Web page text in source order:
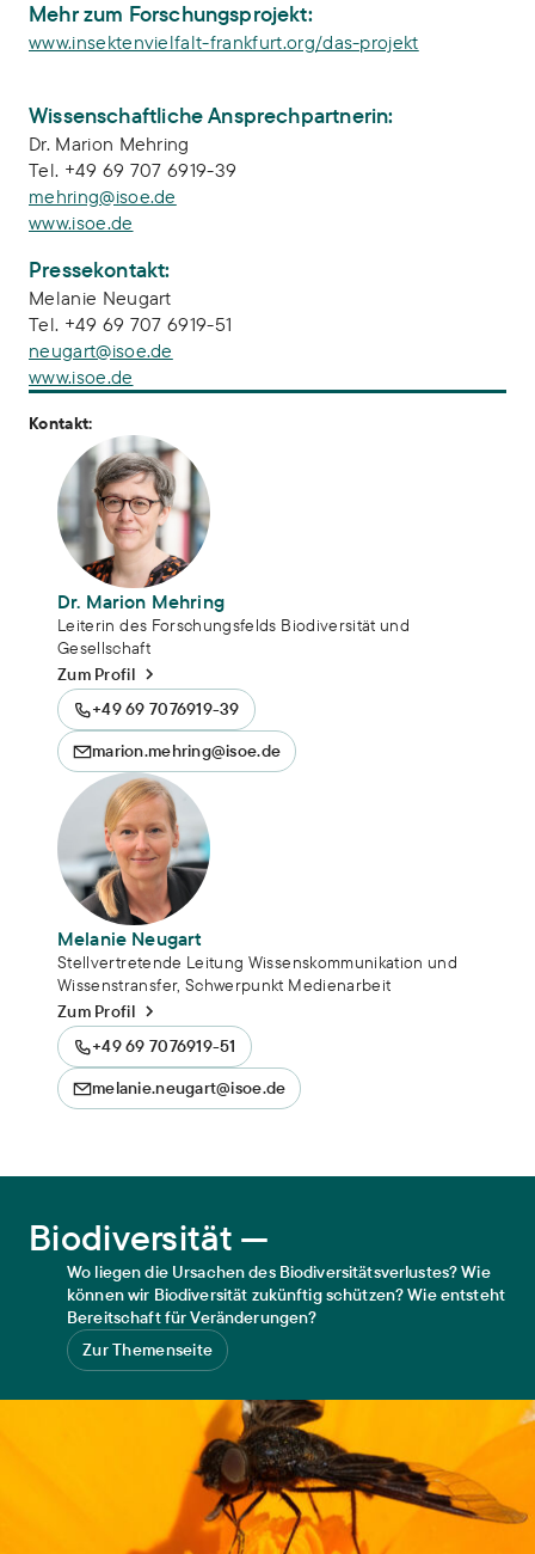
Mehr zum Forschungsprojekt:
www.insektenvielfalt-frankfurt.org/das-projekt
Wissenschaftliche Ansprechpartnerin:
Dr. Marion Mehring
Tel. +49 69 707 6919-39
mehring@isoe.de
www.isoe.de
Pressekontakt:
Melanie Neugart
Tel. +49 69 707 6919-51
neugart@isoe.de
www.isoe.de
Kontakt:
Dr. Marion Mehring
Leiterin des Forschungsfelds Biodiversität und
Gesellschaft
Zum Profil
+49 69 7076919-39
marion.mehring@isoe.de
Melanie Neugart
Stellvertretende Leitung Wissenskommunikation und
Wissenstransfer, Schwerpunkt Medienarbeit
Zum Profil
+49 69 7076919-51
melanie.neugart@isoe.de
Biodiversität —
Wo liegen die Ursachen des Biodiversitätsverlustes? Wie
können wir Biodiversität zukünftig schützen? Wie entsteht
Bereitschaft für Veränderungen?
Zur Themenseite